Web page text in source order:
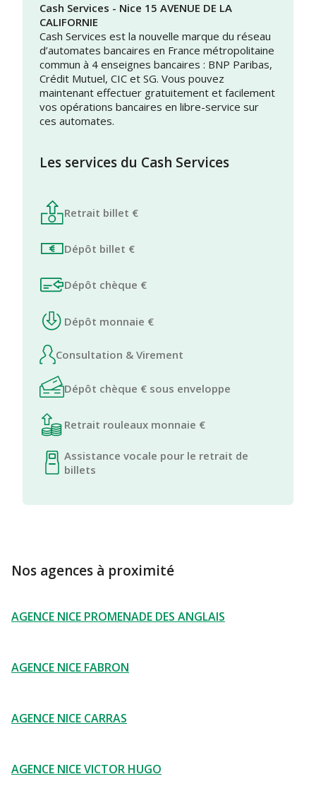
Cash Services - Nice 15 AVENUE DE LA
CALIFORNIE
Cash Services est la nouvelle marque du réseau
d’automates bancaires en France métropolitaine
commun à 4 enseignes bancaires : BNP Paribas,
Crédit Mutuel, CIC et SG. Vous pouvez
maintenant effectuer gratuitement et facilement
vos opérations bancaires en libre-service sur
ces automates.
Les services du Cash Services
Retrait billet €
Dépôt billet €
Dépôt chèque €
Dépôt monnaie €
Consultation & Virement
Dépôt chèque € sous enveloppe
Retrait rouleaux monnaie €
Assistance vocale pour le retrait de
billets
Nos agences à proximité
AGENCE NICE PROMENADE DES ANGLAIS
AGENCE NICE FABRON
AGENCE NICE CARRAS
AGENCE NICE VICTOR HUGO